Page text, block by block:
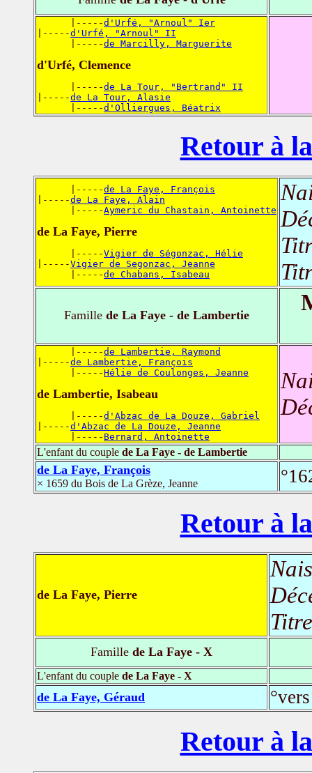
      |-----
d'Urfé, "Arnoul" Ier
|-----d'Urfé, "Arnoul" II
      |-----
de Marcilly, Marguerite
d'Urfé, Clemence
      |-----
de La Tour, "Bertrand" II
|-----de La Tour, Alasie
      |-----
d'Olliergues, Béatrix
Retour à
      |-----
de La Faye, François
|-----de La Faye, Alain
      |-----
Aymeric du Chastain, Antoinette
de La Faye, Pierre
      |-----
Vigier de Ségonzac, Hélie
|-----Vigier de Segonzac, Jeanne
      |-----
de Chabans, Isabeau
Famille de La Faye - de Lambertie
      |-----
de Lambertie, Raymond
|-----de Lambertie, François
      |-----
Hélie de Coulonges, Jeanne
de Lambertie, Isabeau
      |-----
d'Abzac de La Douze, Gabriel
|-----d'Abzac de La Douze, Jeanne
      |-----
Bernard, Antoinette
L'enfant du couple de La Faye - de Lambertie
de La Faye, François
× 1659 du Bois de La Grèze, Jeanne
Retour à
de La Faye, Pierre
Famille de La Faye - X
L'enfant du couple de La Faye - X
de La Faye, Géraud
Retour à